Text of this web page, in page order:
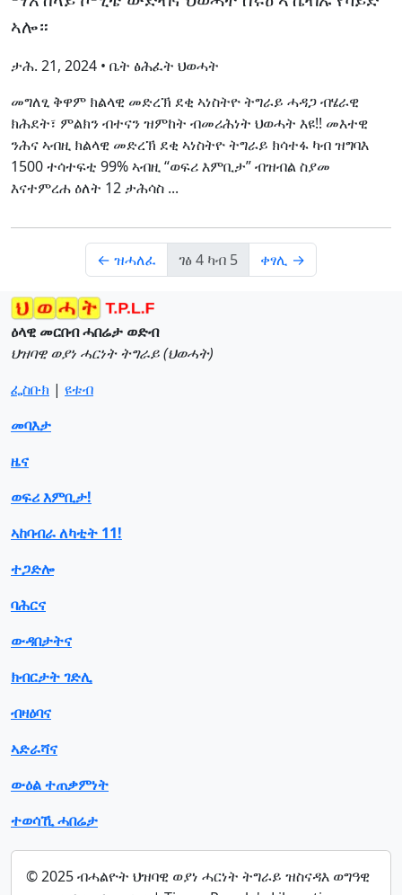
ኣሎ።
ታሕ. 21, 2024 • ቤት ፅሕፈት ህወሓት
መግለፂ ቅዋም ክልላዊ መድረኽ ደቂ ኣነስትዮ ትግራይ ሓዳጋ ብሄራዊ
ክሕደት፣ ምልክን ብተናን ዝምከት ብመሪሕነት ህወሓት እዩ!! መእተዊ
ንሕና ኣብዚ ክልላዊ መድረኽ ደቂ ኣነስትዮ ትግራይ ክሳተፋ ካብ ዝግባእ
1500 ተሳተፍቲ 99% ኣብዚ “ወፍሪ እምቢታ” ብዝብል ስያመ
እናተምረሐ ዕለት 12 ታሕሳስ ...
← ዝሓለፈ ገፅ 4 ካብ 5 ቀፃሊ →
ዕላዊ መርበብ ሓበሬታ ወድብ
ህዝባዊ ወያነ ሓርነት ትግራይ (ህወሓት)
ፌስቡክ | ዩቱብ
መባእታ
ዜና
ወፍሪ እምቢታ!
ኣከባብራ ለካቲት 11!
ተጋድሎ
ባሕርና
ውዳበታትና
ክብርታት ገድሊ
ብዛዕባና
ኣድራሻና
ውዕል ተጠቃምነት
ተወሳኺ ሓበሬታ
© 2025 ብሓልዮት ህዝባዊ ወያነ ሓርነት ትግራይ ዝስናዳእ ወግዓዊ